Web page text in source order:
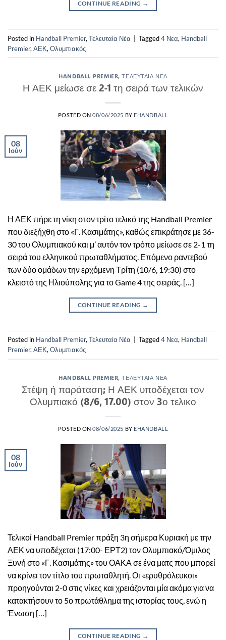
CONTINUE READING →
Posted in Handball Premier, Τελευταία Νέα Tagged4 Νεα, Handball
Premier, ΑΕΚ, Ολυμπιακός
HANDBALL PREMIER,ΤΕΛΕΥΤΑΊΑ ΝΈΑ
Η ΑΕΚ μείωσε σε 2-1 τη σειρά των τελικών
POSTED ON08/06/2025 BY EHANDBALL
08
Ιούν
Η ΑΕΚ πήρε τη νίκη στον τρίτο τελικό της Handball Premier
που διεξήχθη στο «Γ. Κασιμάτης», καθώς επικράτησε με 36-
30 του Ολυμπιακού και μ’ αυτόν τον τρόπο μείωσε σε 2-1 τη
σειρά του ελληνικού πρωταθλήματος. Επόμενο ραντεβού
των δύο ομάδων την ερχόμενη Τρίτη (10/6, 19:30) στο
κλειστό της Ηλιούπολης για το Game 4 της σειράς. […]
CONTINUE READING →
Posted in Handball Premier,Τελευταία Νέα Tagged4 Νεα, Handball
Premier,ΑΕΚ,Ολυμπιακός
HANDBALL PREMIER,ΤΕΛΕΥΤΑΊΑ ΝΈΑ
Στέψη ή παράταση; Η ΑΕΚ υποδέχεται τον
Ολυμπιακό (8/6, 17.00) στον 3ο τελικο
POSTED ON08/06/2025 BY EHANDBALL
08
Ιούν
Τελικοί Handball Premier πράξη 3η σήμερα Κυριακή με την
ΑΕΚ να υποδέχεται (17:00- ΕΡΤ2) τον Ολυμπιακό/Όμιλος
Ξυνή στο «Γ. Κασιμάτης» του ΟΑΚΑ σε ένα ματς που μπορεί
να κρίνει τον τίτλο του πρωταθλητή. Οι «ερυθρόλευκοι»
προηγούνται 2-0 στις νίκες και χρειάζονται μία ακόμα για να
κατακτήσουν το 5ο πρωτάθλημα της ιστορίας τους, ενώ η
Ένωση […]
CONTINUE READING →